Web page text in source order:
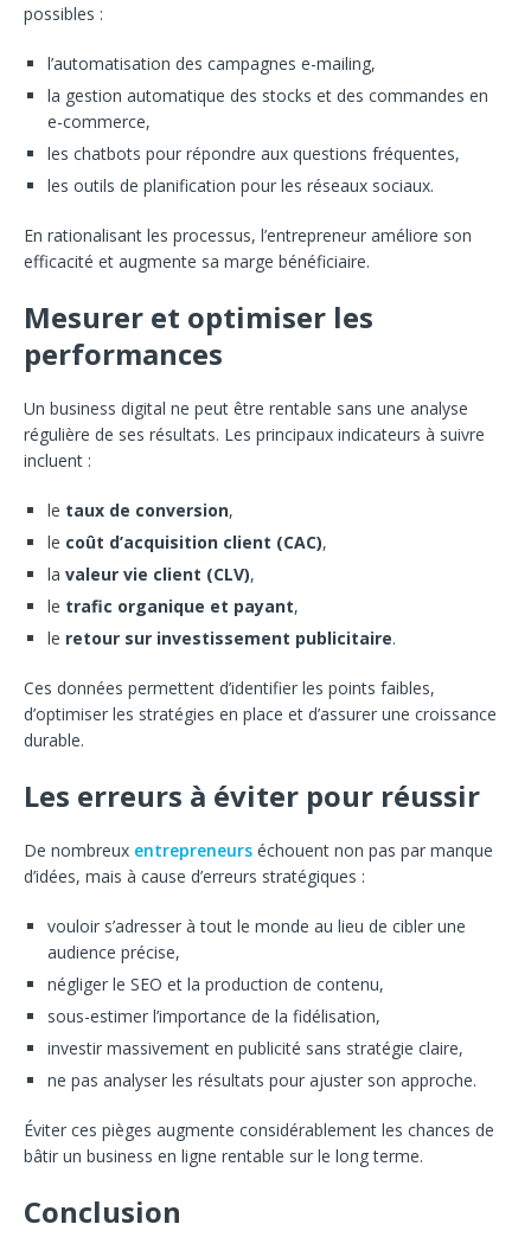
possibles :
l’automatisation des campagnes e-mailing,
la gestion automatique des stocks et des commandes en
e-commerce,
les chatbots pour répondre aux questions fréquentes,
les outils de planification pour les réseaux sociaux.
En rationalisant les processus, l’entrepreneur améliore son
efficacité et augmente sa marge bénéficiaire.
Mesurer et optimiser les
performances
Un business digital ne peut être rentable sans une analyse
régulière de ses résultats. Les principaux indicateurs à suivre
incluent :
le taux de conversion,
le coût d’acquisition client (CAC),
la valeur vie client (CLV),
le trafic organique et payant,
le retour sur investissement publicitaire.
Ces données permettent d’identifier les points faibles,
d’optimiser les stratégies en place et d’assurer une croissance
durable.
Les erreurs à éviter pour réussir
De nombreux entrepreneurs échouent non pas par manque
d’idées, mais à cause d’erreurs stratégiques :
vouloir s’adresser à tout le monde au lieu de cibler une
audience précise,
négliger le SEO et la production de contenu,
sous-estimer l’importance de la fidélisation,
investir massivement en publicité sans stratégie claire,
ne pas analyser les résultats pour ajuster son approche.
Éviter ces pièges augmente considérablement les chances de
bâtir un business en ligne rentable sur le long terme.
Conclusion